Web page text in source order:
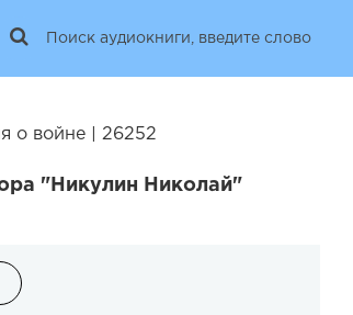
о войне | 26252
"Никулин Николай"